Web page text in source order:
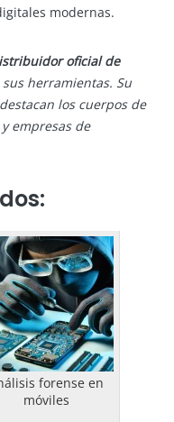
modernas.
oficial de
herramientas. Su
los cuerpos de
empresas de
forense en
móviles